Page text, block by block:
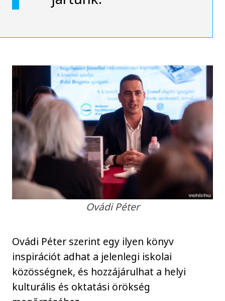
Ovádi Péter
Ovádi Péter szerint egy ilyen könyv
inspirációt adhat a jelenlegi iskolai
közösségnek, és hozzájárulhat a helyi
kulturális és oktatási örökség